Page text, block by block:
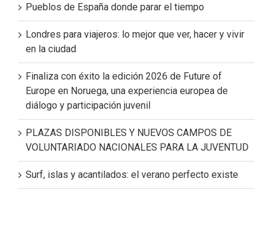
Pueblos de España donde parar el tiempo
Londres para viajeros: lo mejor que ver, hacer y vivir
en la ciudad
Finaliza con éxito la edición 2026 de Future of
Europe en Noruega, una experiencia europea de
diálogo y participación juvenil
PLAZAS DISPONIBLES Y NUEVOS CAMPOS DE
VOLUNTARIADO NACIONALES PARA LA JUVENTUD
Surf, islas y acantilados: el verano perfecto existe